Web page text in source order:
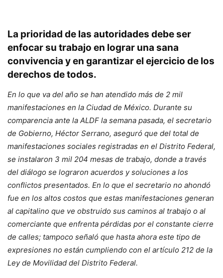
La prioridad de las autoridades debe ser
enfocar su trabajo en lograr una sana
convivencia y en garantizar el ejercicio de los
derechos de todos.
En lo que va del año se han atendido más de 2 mil
manifestaciones en la Ciudad de México. Durante su
comparencia ante la ALDF la semana pasada, el secretario
de Gobierno, Héctor Serrano, aseguró que del total de
manifestaciones sociales registradas en el Distrito Federal,
se instalaron 3 mil 204 mesas de trabajo, donde a través
del diálogo se lograron acuerdos y soluciones a los
conflictos presentados. En lo que el secretario no ahondó
fue en los altos costos que estas manifestaciones generan
al capitalino que ve obstruido sus caminos al trabajo o al
comerciante que enfrenta pérdidas por el constante cierre
de calles; tampoco señaló que hasta ahora este tipo de
expresiones no están cumpliendo con el artículo 212 de la
Ley de Movilidad del Distrito Federal.